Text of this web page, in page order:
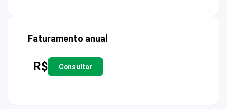
Faturamento anual
R$ Consultar